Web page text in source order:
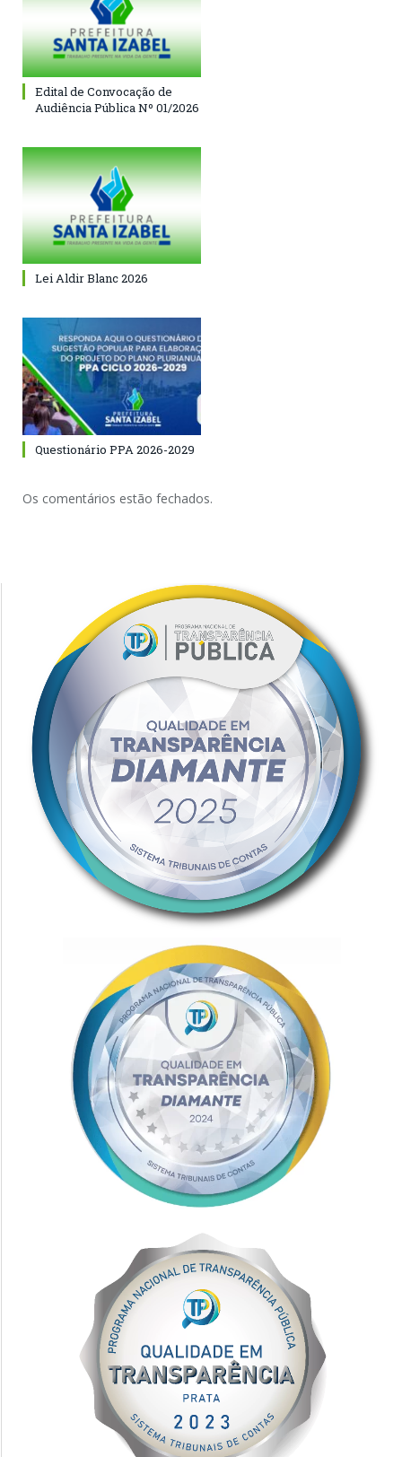
Edital de Convocação de
Audiência Pública Nº 01/2026
Lei Aldir Blanc 2026
Questionário PPA 2026-2029
Os comentários estão fechados.